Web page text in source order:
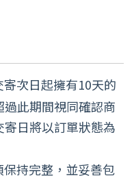
次日起擁有10天的
此期間視同確認商
日將以訂單狀態為
持完整，並妥善包